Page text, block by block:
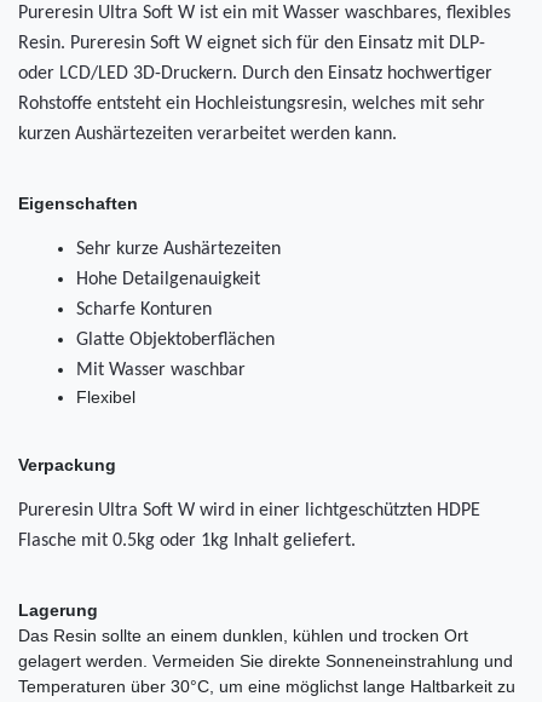
Pureresin Ultra Soft W ist ein mit Wasser waschbares, flexibles
Resin. Pureresin Soft W eignet sich für den Einsatz mit DLP-
oder LCD/LED 3D-Druckern. Durch den Einsatz hochwertiger
Rohstoffe entsteht ein Hochleistungsresin, welches mit sehr
kurzen Aushärtezeiten verarbeitet werden kann.
Eigenschaften
Sehr kurze Aushärtezeiten
Hohe Detailgenauigkeit
Scharfe Konturen
Glatte Objektoberflächen
Mit Wasser waschbar
Flexibel
Verpackung
Pureresin Ultra Soft W wird in einer lichtgeschützten HDPE
Flasche mit 0.5kg oder 1kg Inhalt geliefert.
Lagerung
Das Resin sollte an einem dunklen, kühlen und trocken Ort
gelagert werden. Vermeiden Sie direkte Sonneneinstrahlung und
Temperaturen über 30°C, um eine möglichst lange Haltbarkeit zu